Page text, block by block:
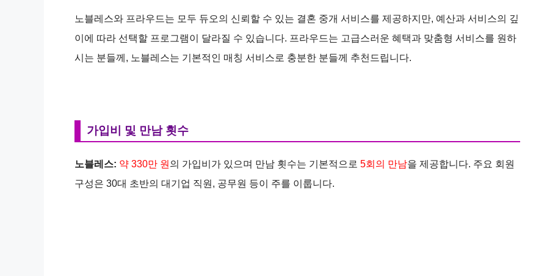
노블레스와 프라우드는 모두 듀오의 신뢰할 수 있는 결혼 중개 서비스를 제공하지만, 예산과 서비스의 깊
이에 따라 선택할 프로그램이 달라질 수 있습니다. 프라우드는 고급스러운 혜택과 맞춤형 서비스를 원하
시는 분들께, 노블레스는 기본적인 매칭 서비스로 충분한 분들께 추천드립니다.
가입비 및 만남 횟수
노블레스: 약 330만 원의 가입비가 있으며 만남 횟수는 기본적으로 5회의 만남을 제공합니다. 주요 회원
구성은 30대 초반의 대기업 직원, 공무원 등이 주를 이룹니다.